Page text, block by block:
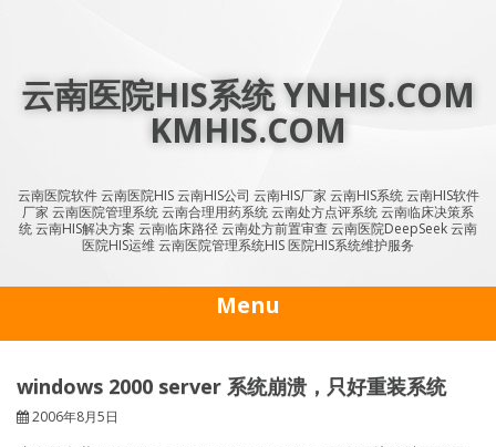
云南医院HIS系统 YNHIS.COM
KMHIS.COM
云南医院软件 云南医院HIS 云南HIS公司 云南HIS厂家 云南HIS系统 云南HIS软件
厂家 云南医院管理系统 云南合理用药系统 云南处方点评系统 云南临床决策系
统 云南HIS解决方案 云南临床路径 云南处方前置审查 云南医院DeepSeek 云南
医院HIS运维 云南医院管理系统HIS 医院HIS系统维护服务
Menu
windows 2000 server 系统崩溃，只好重装系统
2006年8月5日